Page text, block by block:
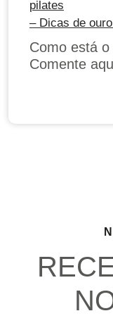
pilates
– Dicas de
Como está
Comente